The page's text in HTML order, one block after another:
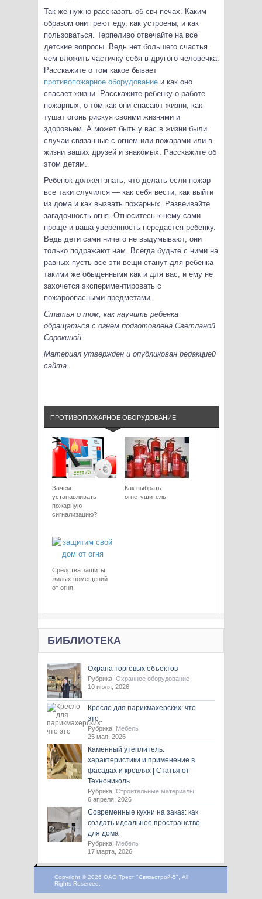
Так же нужно рассказать об свч-печах. Каким
образом они греют еду, как устроены, и как
пользоваться. Терпеливо отвечайте на все
детские вопросы. Ведь нет большего счастья
чем вложить частичку себя в другого человечка.
Расскажите о том какое бывает
противопожарное оборудование и как оно
спасает жизни. Расскажите ребенку о работе
пожарных, о том как они спасают жизни, как
тушат огонь рискуя своими жизнями и
здоровьем. А может быть у вас в жизни были
случаи связанные с огнем или пожарами или в
жизни ваших друзей и знакомых. Расскажите об
этом детям.
Ребенок должен знать, что делать если пожар
все таки случился — как себя вести, как выйти
из дома и как вызвать пожарных. Развеивайте
загадочность огня. Относитесь к нему сами
проще и ваша уверенность передастся ребенку.
Ведь дети сами ничего не выдумывают, они
только подражают нам. Всегда будьте с ними на
равных пусть все эти вещи станут для ребенка
такими же обыденными как и для вас, и ему не
захочется экспериментировать с
пожароопасными предметами.
Статья о том, как научить ребенка
обращаться с огнем подготовлена Светланой
Сорокиной.
Материал утвержден и опубликован редакцией
сайта.
ПРОТИВОПОЖАРНОЕ ОБОРУДОВАНИЕ
Зачем
устанавливать
пожарную
сигнализацию?
Как выбрать
огнетушитель
Средства защиты
жилых помещений
от огня
БИБЛИОТЕКА
Охрана торговых объектов
Рубрика: Охранное оборудование
10 июля, 2026
Кресло для парикмахерских: что
это
Рубрика: Мебель
25 мая, 2026
Каменный утеплитель:
характеристики и применение в
фасадах и кровлях | Статья от
Технониколь
Рубрика: Строительные материалы
6 апреля, 2026
Современные кухни на заказ: как
создать идеальное пространство
для дома
Рубрика: Мебель
17 марта, 2026
Copyright © 2026 ОАО Трест "Связьстрой-5", All
Rights Reserved.